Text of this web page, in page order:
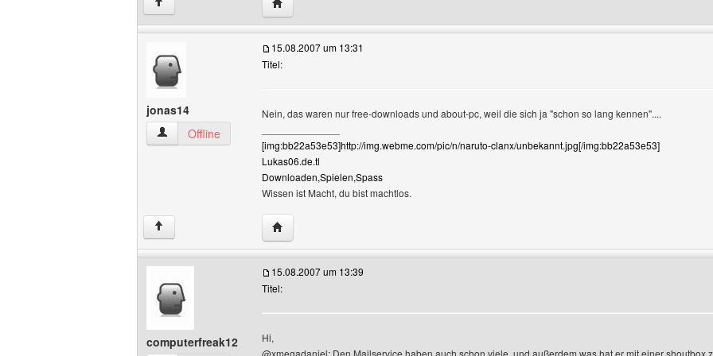
jonas14
jonas14 Benutzer-Profile anzeigen
Offline
15.08.2007 um 13:31
Titel:
Nein, das waren nur free-downloads und about-pc, weil die sich ja "schon so lang kennen"....
[img:bb22a53e53]http://img.webme.com/pic/n/naruto-clanx/unbekannt.jpg[/img:bb22a53e53]
Lukas06.de.tl
Downloaden,Spielen,Spass
Wissen ist Macht, du bist machtlos.
↑ Website dieses Benutzers besuchen: jonas14
computerfreak12
15.08.2007 um 13:39
Titel:
Hi,
@xmegadaniel: Den Mailservice haben auch schon viele, und außerdem was hat er mit einer shoutbox